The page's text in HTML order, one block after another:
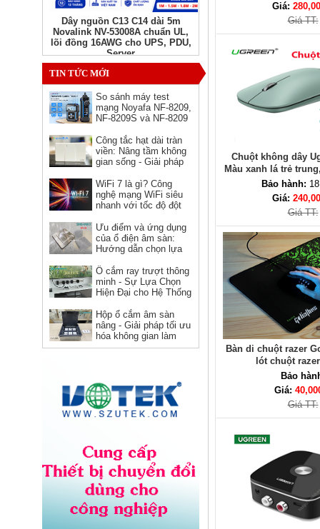
Dây nguồn C13 C14 dài 5m
Novalink NV-53008A chuẩn UL,
lõi đồng 16AWG cho UPS, PDU,
Server
Giá: Liên hệ
Ổ cắm HDMI âm tường hình
Giá: 150,000 VNĐ
chịu tải 20A cho server và UPS
Giá: Liên hệ
TIN TỨC MỚI
So sánh máy test
mạng Noyafa NF-8209,
NF-8209S và NF-8209
bản nào?
Công tắc hạt dài tràn
viền: Nâng tầm không
gian sống - Giải pháp
hiện đại
WiFi 7 là gì? Công
nghệ mạng WiFi siêu
nhanh với tốc độ đột
Ưu điểm và ứng dụng
của ổ điện âm sàn:
Hướng dẫn chọn lựa
Ổ cắm ray trượt thông
minh - Sự Lựa Chọn
Hiện Đại cho Hệ Thống
Hộp ổ cắm âm sàn
nâng - Giải pháp tối ưu
hóa không gian làm
việc
Giá:
Giá TT:
Chuột không dây
Màu xanh lá trẻ
4000, kết nối
Bảo hành:
Giá:
Giá TT:
Bàn di chuột razer
lót chuột
Bảo
Giá:
Giá TT: